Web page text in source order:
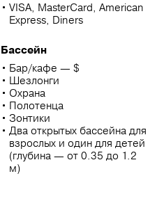
VISA, MasterCard, American
Express, Diners
Бассейн
Бар/кафе — $
Шезлонги
Охрана
Полотенца
Зонтики
Два открытых бассейна для
взрослых и один для детей
(глубина — от 0.35 до 1.2
м)